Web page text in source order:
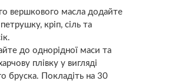
вершкового масла додайте
кріп, сіль та
до однорідної маси та
плівку у вигляді
бруска. Покладіть на 30